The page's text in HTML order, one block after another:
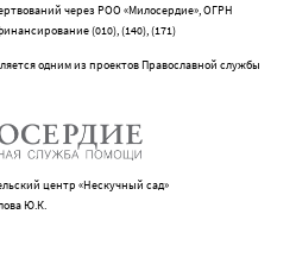
через РОО «Милосердие», ОГРН
(010), (140), (171)
одним из проектов Православной службы
центр «Нескучный сад»
Ю.К.